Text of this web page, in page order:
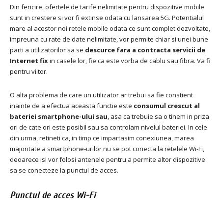
Din fericire, ofertele de tarife nelimitate pentru dispozitive mobile
sunt in crestere si vor fi extinse odata cu lansarea 5G. Potentialul
mare al acestor noi retele mobile odata ce sunt complet dezvoltate,
impreuna cu rate de date nelimitate, vor permite chiar si unei bune
parti a utilizatorilor sa se descurce fara a contracta servicii de
Internet fixin casele lor, fie ca este vorba de cablu sau fibra. Va fi
pentru viitor.
O alta problema de care un utilizator ar trebui sa fie constient
inainte de a efectua aceasta functie este consumul crescut al
bateriei smartphone-ului sau, asa ca trebuie sa o tinem in priza
ori de cate ori este posibil sau sa controlam nivelul bateriei. In cele
din urma, retineti ca, in timp ce impartasim conexiunea, marea
majoritate a smartphone-urilor nu se pot conecta la retelele Wi-Fi,
deoarece isi vor folosi antenele pentru a permite altor dispozitive
sa se conecteze la punctul de acces.
Punctul de acces Wi-Fi